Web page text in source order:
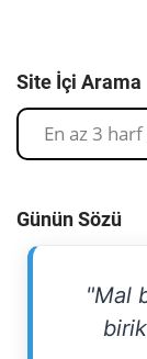
Site İçi Arama
Günün Sözü
"Mal